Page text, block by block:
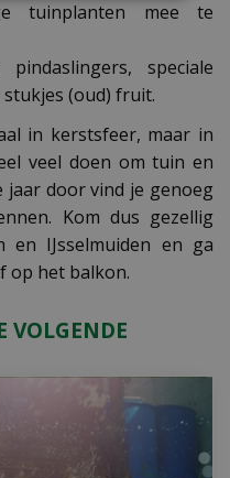
tuinplanten mee te
speciale
(oud) fruit.
in kerstsfeer, maar in
veel doen om tuin en
jaar door vind je genoeg
Kom dus gezellig
en IJsselmuiden en ga
op het balkon.
VOLGENDE